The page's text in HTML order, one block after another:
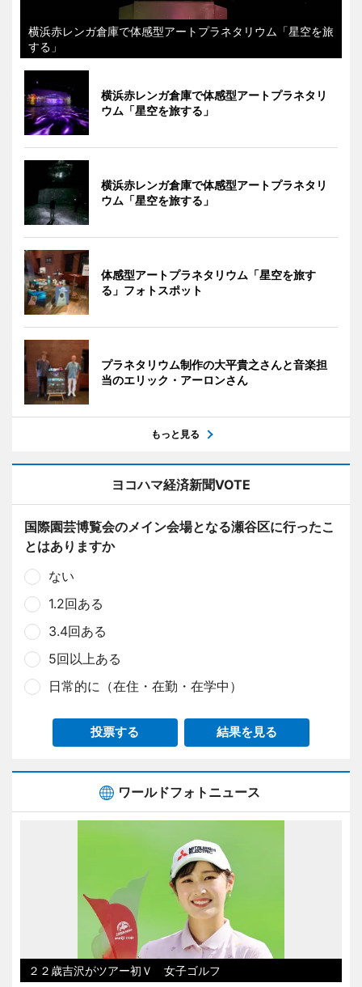
横浜赤レンガ倉庫で体感型アートプラネタリウム「星空を旅
する」
横浜赤レンガ倉庫で体感型アートプラネタリ
ウム「星空を旅する」
横浜赤レンガ倉庫で体感型アートプラネタリ
ウム「星空を旅する」
体感型アートプラネタリウム「星空を旅す
る」フォトスポット
プラネタリウム制作の大平貴之さんと音楽担
当のエリック・アーロンさん
もっと見る
ヨコハマ経済新聞VOTE
国際園芸博覧会のメイン会場となる瀬谷区に行ったこ
とはありますか
ない
1.2回ある
3.4回ある
5回以上ある
日常的に（在住・在勤・在学中）
投票する 結果を見る
ワールドフォトニュース
２２歳吉沢がツアー初Ｖ 女子ゴルフ